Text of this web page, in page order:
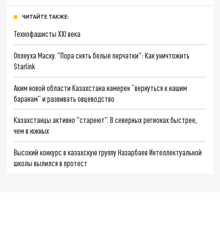
ЧИТАЙТЕ ТАКЖЕ:
Технофашисты XXI века
Оплеуха Маску. "Пора снять белые перчатки": Как уничтожить
Starlink
Аким новой области Казахстана намерен “вернуться к нашим
баранам” и развивать овцеводство
Казахстанцы активно "стареют". В северных регионах быстрее,
чем в южных
Высокий конкурс в казахскую группу Назарбаев Интеллектуальной
школы вылился в протест